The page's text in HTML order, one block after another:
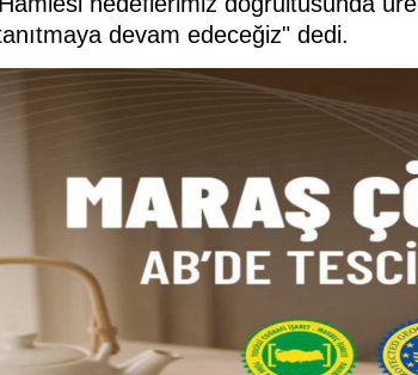
devam edeceğiz" dedi.